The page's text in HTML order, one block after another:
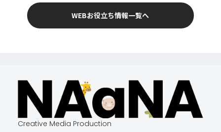
WEBお役立ち情報一覧へ
Creative Media Production